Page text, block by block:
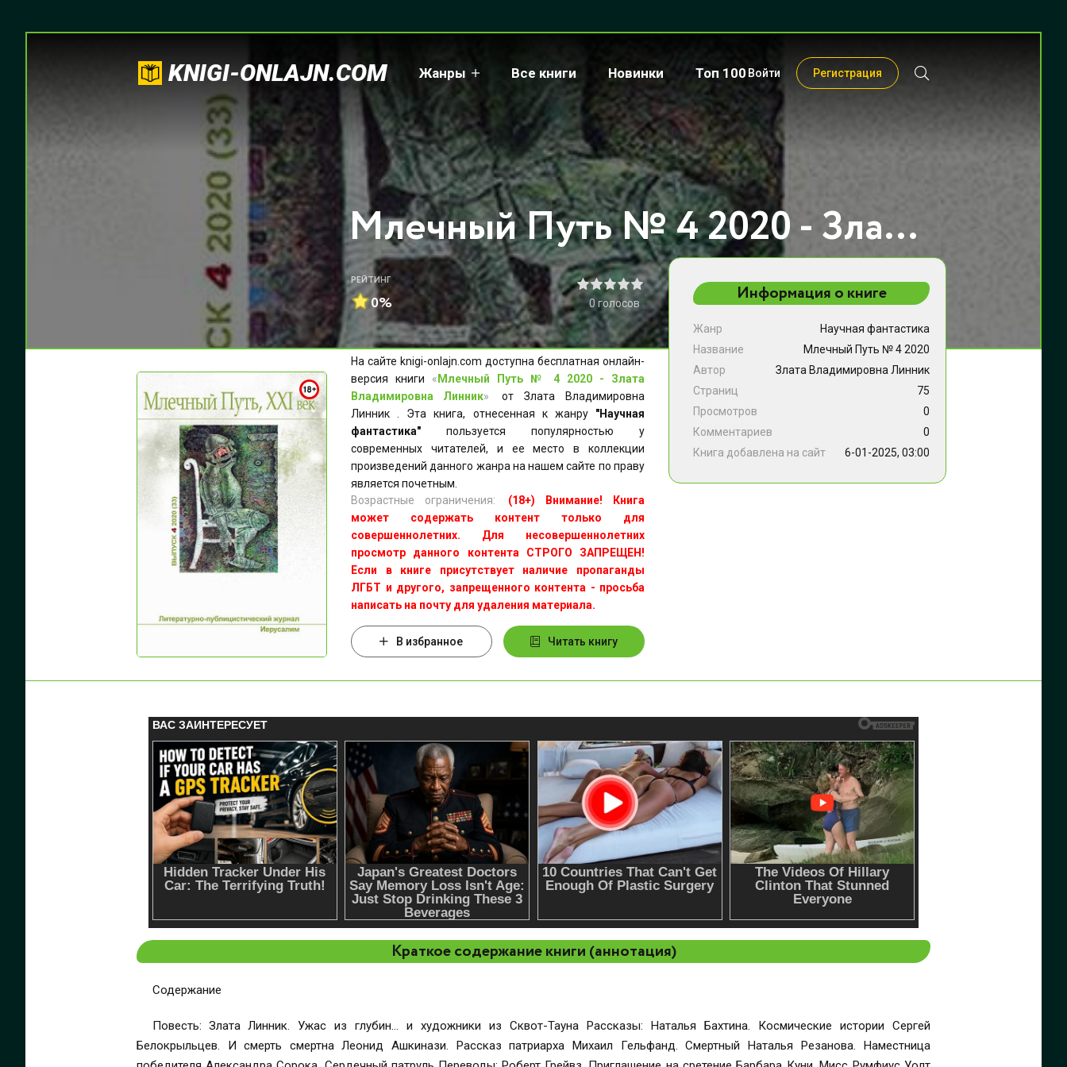
KNIGI-ONLAJN.COM Жанры Все книги Новинки Топ 100 Войти Регистрация
Млечный Путь № 4 2020 - Злата Владимировна Линник
РЕЙТИНГ
0% 0 голосов
На сайте knigi-onlajn.com доступна бесплатная онлайн-
версия книги « Млечный Путь № 4 2020 - Злата
Владимировна Линник»
от Злата Владимировна
Линник . Эта книга, отнесенная к жанру "Научная
фантастика" пользуется популярностью у
современных читателей, и ее место в коллекции
произведений данного жанра на нашем сайте по праву
является почетным.
Возрастные ограничения:
(18+) Внимание! Книга
может содержать контент только для
совершеннолетних. Для несовершеннолетних
просмотр данного контента СТРОГО ЗАПРЕЩЕН!
Если в книге присутствует наличие пропаганды
ЛГБТ и другого, запрещенного контента - просьба
написать на почту для удаления материала.
В избранное Читать книгу
Информация о книге
Жанр
Научная фантастика
Название
Млечный Путь № 4 2020
Автор
Злата Владимировна Линник
Страниц
75
Просмотров
0
Комментариев
0
Книга добавлена на сайт
6-01-2025, 03:00
Краткое содержание книги (аннотация)
Содержание
Повесть: Злата Линник. Ужас из глубин... и художники из Сквот-Тауна Рассказы: Наталья Бахтина. Космические истории Сергей
Белокрыльцев. И смерть смертна Леонид Ашкинази. Рассказ патриарха Михаил Гельфанд. Смертный Наталья Резанова. Наместница